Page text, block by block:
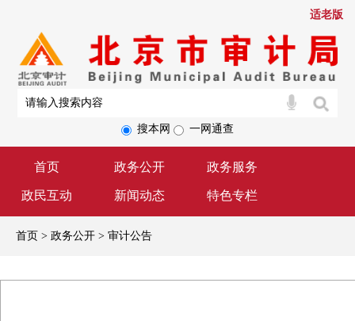
适老版
首页 政务公开 政务服务
政民互动 新闻动态 特色专栏
搜本网 一网通查
首页 > 政务公开 > 审计公告